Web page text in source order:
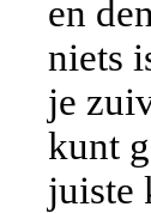
en
niets
je
kunt
juiste